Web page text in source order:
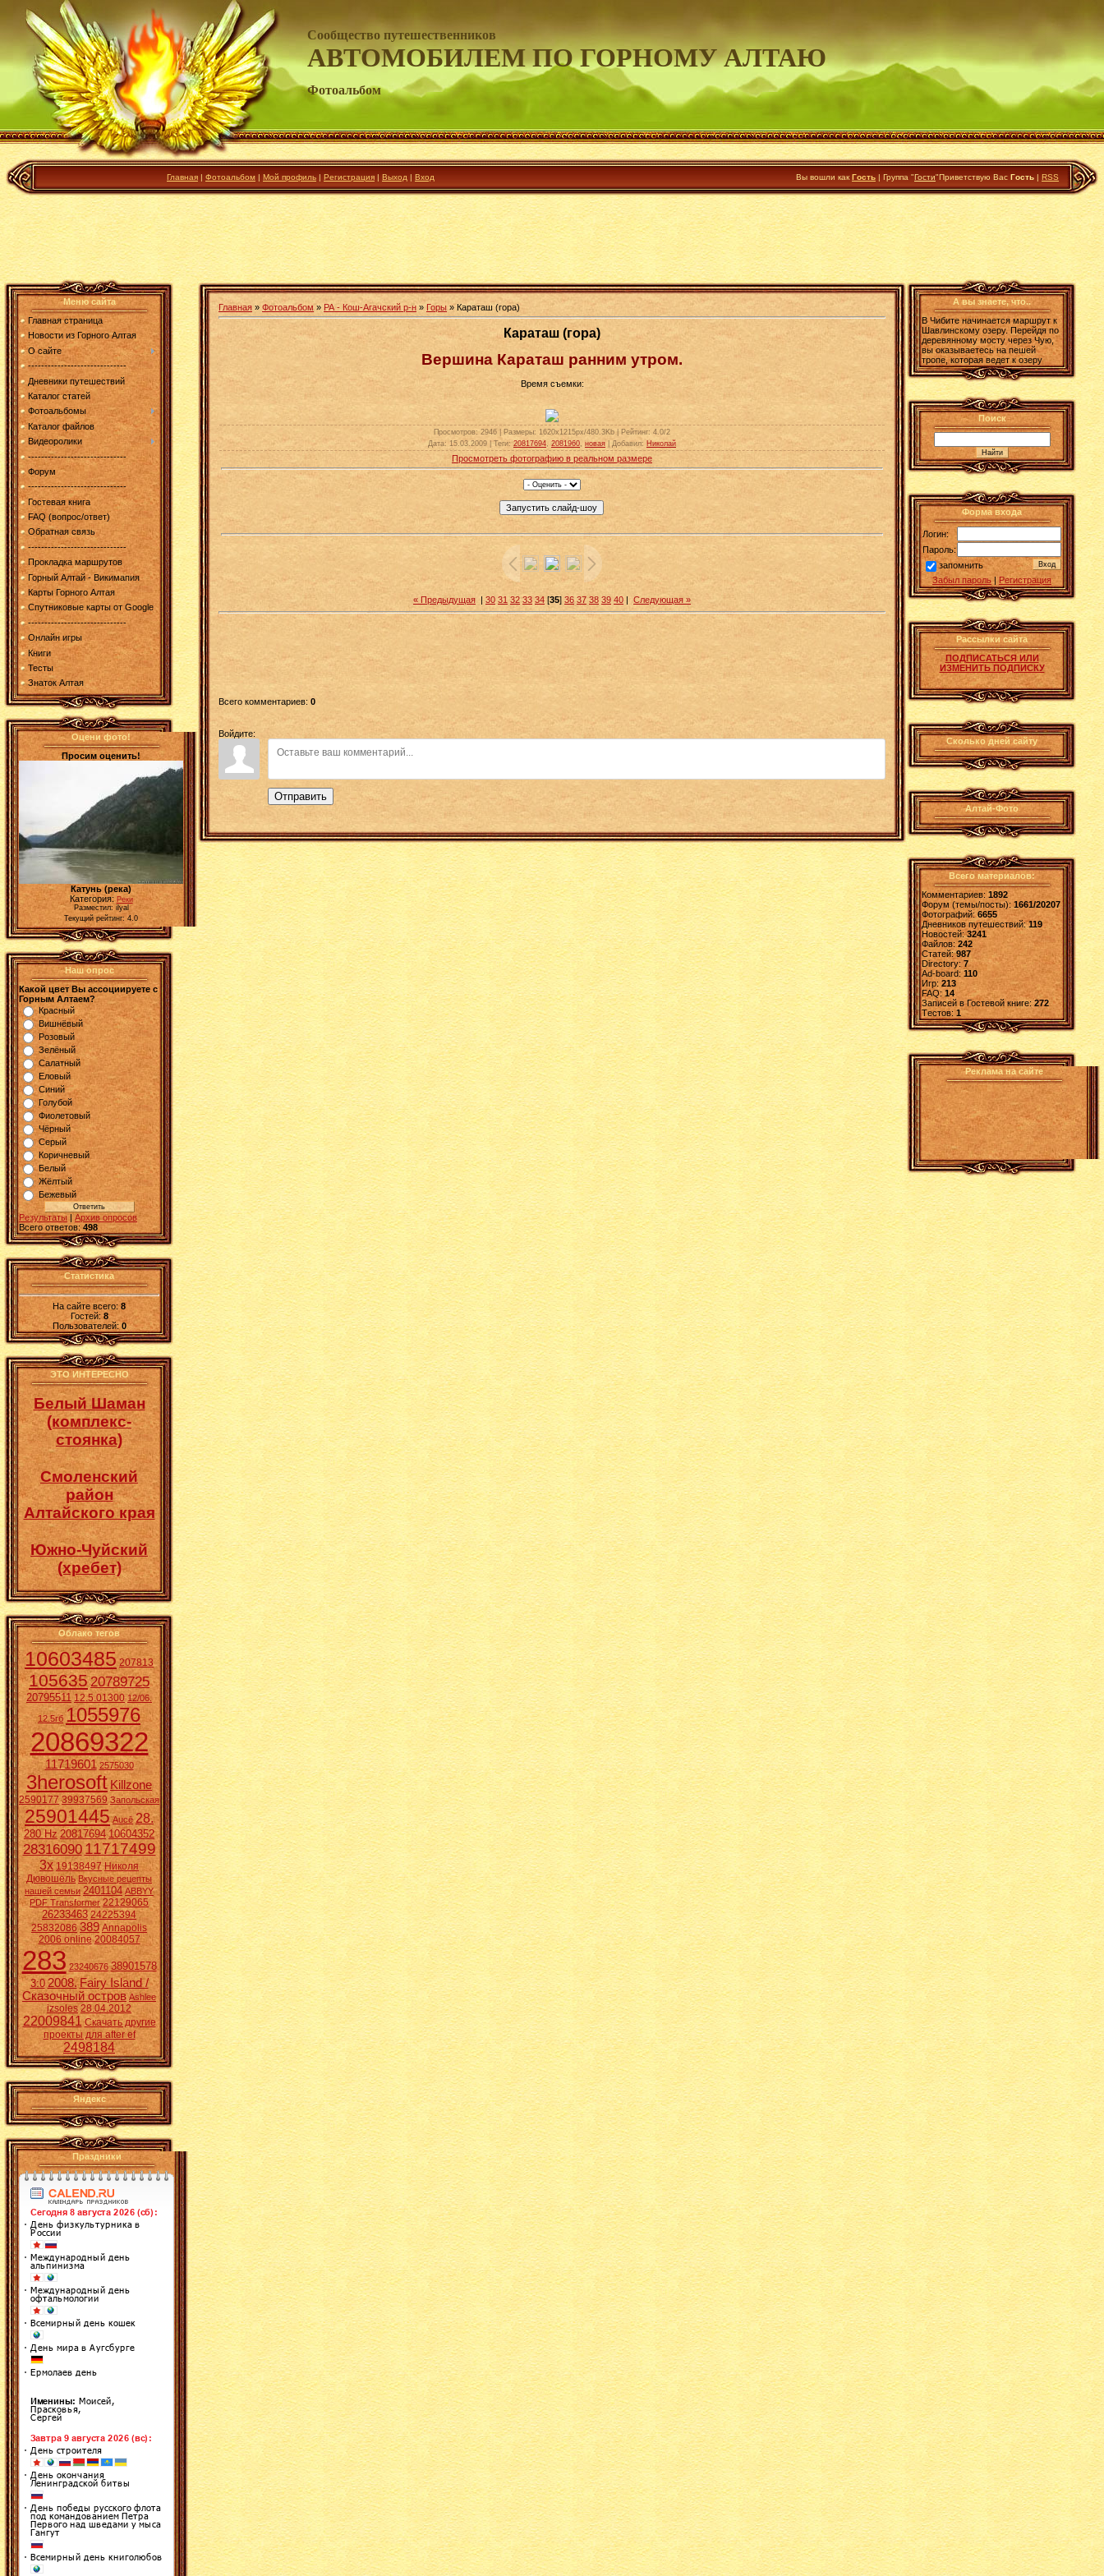
Сообщество путешественников
АВТОМОБИЛЕМ ПО ГОРНОМУ АЛТАЮ
Фотоальбом
Главная | Фотоальбом | Мой профиль | Регистрация | Выход | Вход Вы вошли как Гость | Группа "Гости"Приветствую Вас Гость | RSS
Меню сайта
Главная страница
Новости из Горного Алтая
О сайте
------------------------------
Дневники путешествий
Каталог статей
Фотоальбомы
Каталог файлов
Видеоролики
------------------------------
Форум
------------------------------
Гостевая книга
FAQ (вопрос/ответ)
Обратная связь
------------------------------
Прокладка маршрутов
Горный Алтай - Викимапия
Карты Горного Алтая
Спутниковые карты от Google
------------------------------
Онлайн игры
Книги
Тесты
Знаток Алтая
Оцени фото!
Просим оценить!
Катунь (река)
Категория: Реки
Разместил: ilyal
Текущий рейтинг: 4.0
Наш опрос
Какой цвет Вы ассоциируете с
Горным Алтаем?
Красный
Вишнёвый
Розовый
Зелёный
Салатный
Еловый
Синий
Голубой
Фиолетовый
Чёрный
Серый
Коричневый
Белый
Жёлтый
Бежевый
Результаты | Архив опросов
Всего ответов: 498
Статистика
На сайте всего:8
Гостей:8
Пользователей: 0
ЭТО ИНТЕРЕСНО
Белый Шаман
(комплекс-
стоянка)
Смоленский
район
Алтайского края
Южно-Чуйский
(хребет)
Облако тегов
10603485 207813
10563520789725
20795511 12.5.01300 12/06.
12.5гб 1055976
20869322
11719601 2575030
3herosoft Killzone
2590177 39937569 Запольская
25901445 Aucē 28.
280 Hz 20817694 10604352
2831609011717499
3x 19138497 Николя
Дювошель Вкусные рецепты
нашей семьи 2401104 ABBYY
PDF Transformer 22129065
26233463 24225394
25832086 389 Annapolis
2006 online 20084057
283 23240676 38901578
3:0 2008. Fairy Island /
Сказочный остров Ashlee
izsoles 28.04.2012
22009841 Скачать другие
проекты для after ef
2498184
Яндекс
Праздники
Главная » Фотоальбом» РА - Кош-Агачский р-н » Горы » Караташ (гора)
Караташ (гора)
Вершина Караташ ранним утром.
Время съемки:
Просмотров: 2946 | Размеры: 1620x1215px/480.3Kb | Рейтинг: 4.0/2
Дата: 15.03.2009 |Теги: 20817694 2081960 новая Добавил: Николай
Просмотреть фотографию в реальном размере
« Предыдущая | 30 31 32 33 34 [35] 36 37 38 39 40 | Следующая »
Всего комментариев: 0
Войдите:
Отправить
А вы знаете, что..
В Чибите начинается маршрут к
Шавлинскому озеру. Перейдя по
деревянному мосту через Чую,
вы оказываетесь на пешей
тропе, которая ведет к озеру
Поиск
Форма входа
Логин:
Пароль:
запомнить
Забыл пароль | Регистрация
Рассылки сайта
ПОДПИСАТЬСЯ ИЛИ
ИЗМЕНИТЬ ПОДПИСКУ
Сколько дней сайту
Алтай-Фото
Всего материалов:
Комментариев: 1892
Форум (темы/посты):1661/20207
Фотографий:6655
Дневников путешествий:119
Новостей:3241
Файлов: 242
Статей:987
Directory: 7
Ad-board:110
Игр: 213
FAQ:14
Записей в Гостевой книге:272
Tестов: 1
Реклама на сайте